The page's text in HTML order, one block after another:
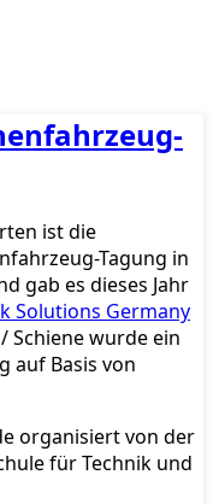
ist die
Tagung in
gab es dieses Jahr
Solutions Germany
Schiene wurde ein
auf Basis von
organisiert von der
für Technik und